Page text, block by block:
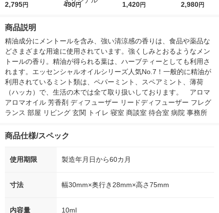
l 1箱（24本入）
2,795円
r（ロハコウォータ
490円
レス 500ml 1箱（24
1,420円
ななつぼし 無
2,980円
商品説明
精油成分にメントールを含み、強い清涼感の香りは、食品や薬品な
どさまざまな用途に使用されています。強くしみとおるようなメン
トールの香り。精油が得られる葉は、ハーブティーとしても利用さ
れます。エッセンシャルオイルシリーズ人気No.7！一般的に精油が
利用されているミント類は、ペパーミント、スペアミント、薄荷
（ハッカ）で、生活の木では全て取り扱いしております。　アロマ
アロマオイル 芳香剤 ディフューザー リードディフューザー フレグ
ランス 部屋 リビング 玄関 トイレ 寝室 商談室 待合室 病院 事務所
商品仕様/スペック
使用期限 製造年月日から60カ月
寸法 幅30mm×奥行き28mm×高さ75mm
内容量 10ml